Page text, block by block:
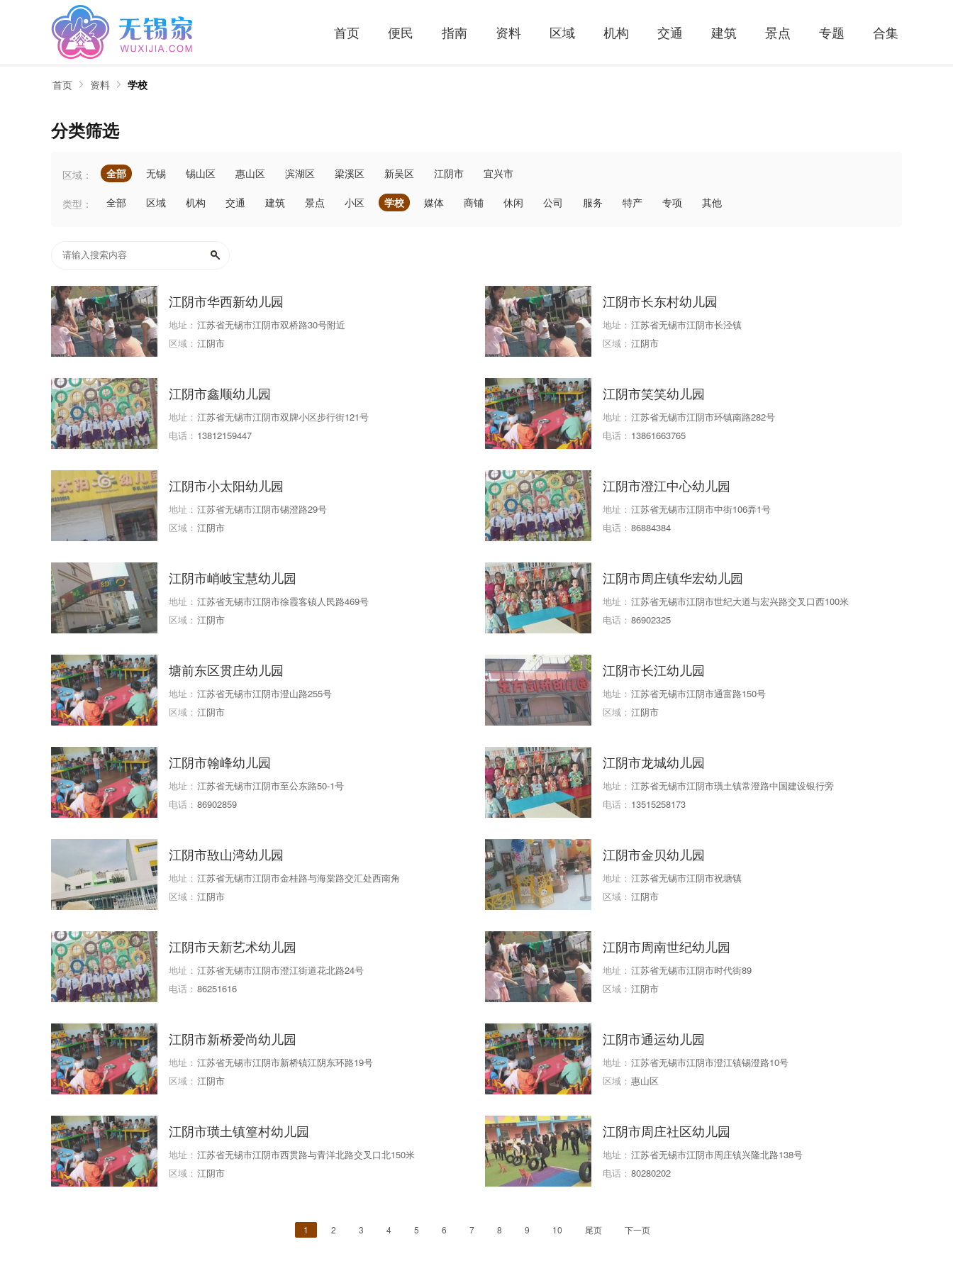
首页 便民 指南 资料 区域 机构 交通 建筑 景点 专题 合集
首页 资料 学校
分类筛选
区域： 全部 无锡 锡山区 惠山区 滨湖区 梁溪区 新吴区 江阴市 宜兴市
类型： 全部 区域 机构 交通 建筑 景点 小区 学校 媒体 商铺 休闲 公司 服务 特产 专项 其他
江阴市华西新幼儿园
地址： 江苏省无锡市江阴市双桥路30号附近
区域： 江阴市
江阴市长东村幼儿园
地址： 江苏省无锡市江阴市长泾镇
区域： 江阴市
江阴市鑫顺幼儿园
地址： 江苏省无锡市江阴市双牌小区步行街121号
电话： 13812159447
江阴市笑笑幼儿园
地址： 江苏省无锡市江阴市环镇南路282号
电话： 13861663765
江阴市小太阳幼儿园
地址： 江苏省无锡市江阴市锡澄路29号
区域： 江阴市
江阴市澄江中心幼儿园
地址： 江苏省无锡市江阴市中街106弄1号
电话： 86884384
江阴市峭岐宝慧幼儿园
地址： 江苏省无锡市江阴市徐霞客镇人民路469号
区域： 江阴市
江阴市周庄镇华宏幼儿园
地址： 江苏省无锡市江阴市世纪大道与宏兴路交叉口西100米
电话： 86902325
塘前东区贯庄幼儿园
地址： 江苏省无锡市江阴市澄山路255号
区域： 江阴市
江阴市长江幼儿园
地址： 江苏省无锡市江阴市通富路150号
区域： 江阴市
江阴市翰峰幼儿园
地址： 江苏省无锡市江阴市至公东路50-1号
电话： 86902859
江阴市龙城幼儿园
地址： 江苏省无锡市江阴市璜土镇常澄路中国建设银行旁
电话： 13515258173
江阴市敔山湾幼儿园
地址： 江苏省无锡市江阴市金桂路与海棠路交汇处西南角
区域： 江阴市
江阴市金贝幼儿园
地址： 江苏省无锡市江阴市祝塘镇
区域： 江阴市
江阴市天新艺术幼儿园
地址： 江苏省无锡市江阴市澄江街道花北路24号
电话： 86251616
江阴市周南世纪幼儿园
地址： 江苏省无锡市江阴市时代街89
区域： 江阴市
江阴市新桥爱尚幼儿园
地址： 江苏省无锡市江阴市新桥镇江阴东环路19号
区域： 江阴市
江阴市通运幼儿园
地址： 江苏省无锡市江阴市澄江镇锡澄路10号
区域： 惠山区
江阴市璜土镇篁村幼儿园
地址： 江苏省无锡市江阴市西贯路与青洋北路交叉口北150米
区域： 江阴市
江阴市周庄社区幼儿园
地址： 江苏省无锡市江阴市周庄镇兴隆北路138号
电话： 80280202
1 2 3 4 5 6 7 8 9 10 尾页 下一页